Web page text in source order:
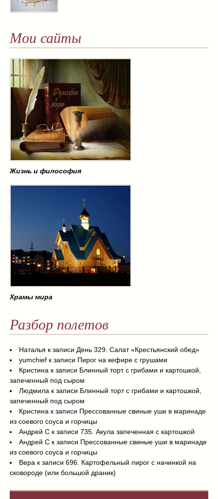
Мои сайты
Жизнь и философия
Храмы мира
Разбор полетов
Наталья к записи День 329. Салат «Крестьянский обед»
yumchief к записи Пирог на кефире с грушами
Кристина к записи Блинный торт с грибами и картошкой,
запеченный под сыром
Людмила к записи Блинный торт с грибами и картошкой,
запеченный под сыром
Кристина к записи Прессованные свиные уши в маринаде
из соевого соуса и горчицы
Андрей С к записи 735. Акула запеченная с картошкой
Андрей С к записи Прессованные свиные уши в маринаде
из соевого соуса и горчицы
Вера к записи 696. Картофельный пирог с начинкой на
сковороде (или большой драник)